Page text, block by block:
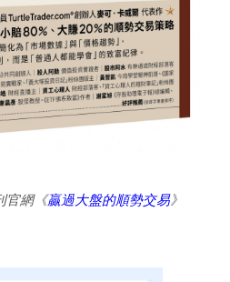
官網《贏過大盤的順勢交易》